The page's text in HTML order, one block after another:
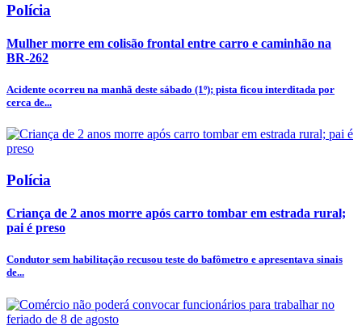
Polícia
Mulher morre em colisão frontal entre carro e caminhão na
BR-262
Acidente ocorreu na manhã deste sábado (1º); pista ficou interditada por
cerca de...
Polícia
Criança de 2 anos morre após carro tombar em estrada rural;
pai é preso
Condutor sem habilitação recusou teste do bafômetro e apresentava sinais
de...